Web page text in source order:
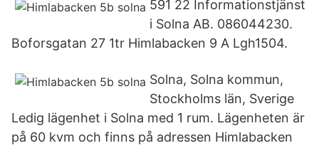
591 22 Informationstjänst
i Solna AB. 086044230.
Boforsgatan 27 1tr Himlabacken 9 A Lgh1504.
Solna, Solna kommun,
Stockholms län, Sverige
Ledig lägenhet i Solna med 1 rum. Lägenheten är
på 60 kvm och finns på adressen Himlabacken